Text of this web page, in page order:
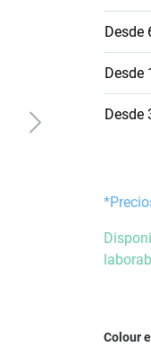
Desde
Desde
Desde
Colour